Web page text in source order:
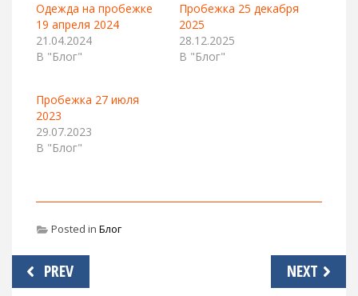
Одежда на пробежке
19 апреля 2024
21.04.2024
В "Блог"
Пробежка 25 декабря
2025
28.12.2025
В "Блог"
Пробежка 27 июля
2023
29.07.2023
В "Блог"
Posted in Блог
Навигация
по
PREV NEXT